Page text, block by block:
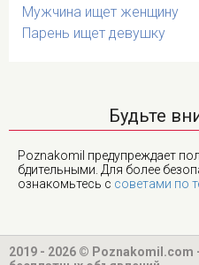
Мужчина ищет женщину
Парень ищет девушку
Будьте
Poznakomil предупреждает
бдительными. Для более
ознакомьтесь с советами по
2019 - 2026 © Poznakomil.com